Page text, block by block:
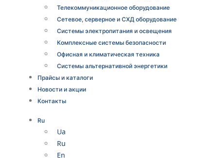
Телекоммуникационное оборудование
Сетевое, серверное и СХД оборудование
Системы электропитания и освещения
Комплексные системы безопасности
Офисная и климатическая техника
Системы альтернативной энергетики
Прайсы и каталоги
Новости и акции
Контакты
Ru
Ua
Ru
En